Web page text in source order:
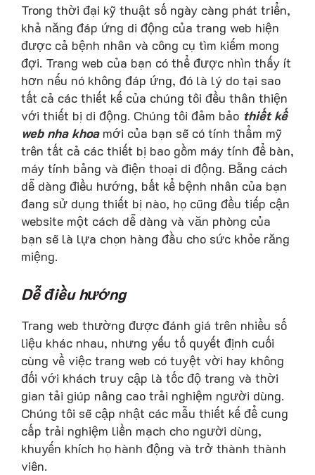
Trong thời đại kỹ thuật số ngày càng phát triển,
khả năng đáp ứng di động của trang web hiện
được cả bệnh nhân và công cụ tìm kiếm mong
đợi. Trang web của bạn có thể được nhìn thấy ít
hơn nếu nó không đáp ứng, đó là lý do tại sao
tất cả các thiết kế của chúng tôi đều thân thiện
với thiết bị di động. Chúng tôi đảm bảo thiết kế
web nha khoamới của bạn sẽ có tính thẩm mỹ
trên tất cả các thiết bị bao gồm máy tính để bàn,
máy tính bảng và điện thoại di động. Bằng cách
dễ dàng điều hướng, bất kể bệnh nhân của bạn
đang sử dụng thiết bị nào, họ cũng đều tiếp cận
website một cách dễ dàng và văn phòng của
bạn sẽ là lựa chọn hàng đầu cho sức khỏe răng
miệng.
Dễ điều hướng
Trang web thường được đánh giá trên nhiều số
liệu khác nhau, nhưng yếu tố quyết định cuối
cùng về việc trang web có tuyệt vời hay không
đối với khách truy cập là tốc độ trang và thời
gian tải giúp nâng cao trải nghiệm người dùng.
Chúng tôi sẽ cập nhật các mẫu thiết kế để cung
cấp trải nghiệm liền mạch cho người dùng,
khuyến khích họ hành động và trở thành thành
viên.